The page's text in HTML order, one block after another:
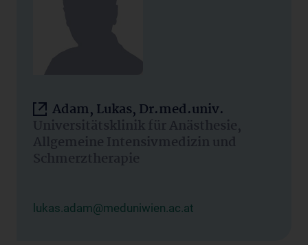
Adam, Lukas, Dr.med.univ.
Universitätsklinik für Anästhesie,
Allgemeine Intensivmedizin und
Schmerztherapie
lukas.adam@meduniwien.ac.at